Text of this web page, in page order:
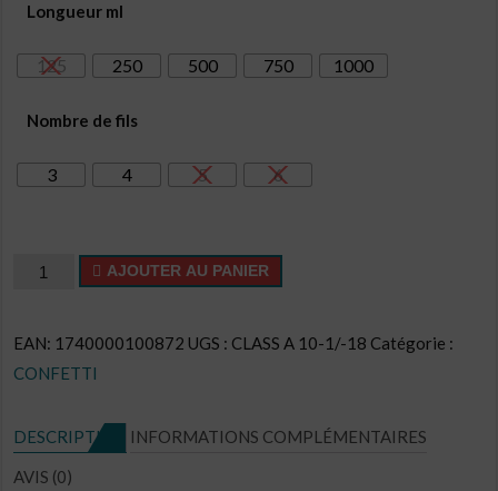
17,40€
Longueur ml
125 250 500 750 1000
Nombre de fils
3 4 5 6
quantité
AJOUTER AU PANIER
EAN: 1740000100872 UGS : CLASS A 10-1/-18 Catégorie :
CONFETTI
DESCRIPTION
INFORMATIONS COMPLÉMENTAIRES
AVIS (0)